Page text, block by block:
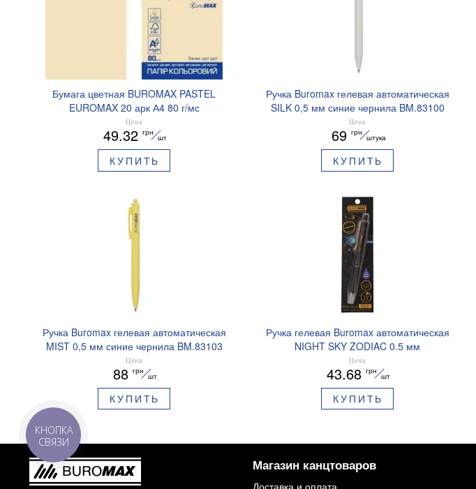
Бумага цветная BUROMAX PASTEL
EUROMAX 20 арк А4 80 г/мс
BM.2721220E-08
Цена
49.32 грн
шт
КУПИТЬ
Ручка Buromax гелевая автоматическая
SILK 0,5 мм синие чернила BM.83100
Цена
69 грн
штука
КУПИТЬ
Ручка Buromax гелевая автоматическая
MIST 0,5 мм синие чернила BM.83103
Цена
88 грн
шт
КУПИТЬ
Ручка гелевая Buromax автоматическая
NIGHT SKY ZODIAC 0.5 мм
ароматизированный грипп синие чернила
BM.8379-01
Цена
43.68 грн
шт
КУПИТЬ
Магазин канцтоваров
КНОПКА
СВЯЗИ